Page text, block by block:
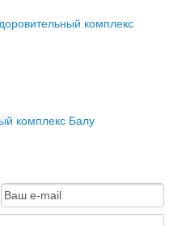
комплекс
комплекс Балу